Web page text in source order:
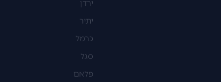
ירדן
יתיר
כרמל
סגל
פלאם